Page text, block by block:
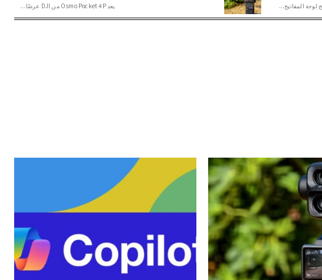
يعد Osmo Pocket 4P من DJI عرضًا...